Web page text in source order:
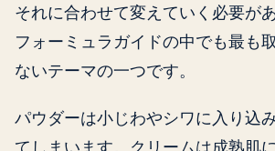
それに合わせて変えていく必要が
フォーミュラガイドの中でも最も
ないテーマの一つです。
パウダーは小じわやシワに入り込